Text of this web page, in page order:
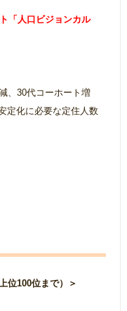
「人口ビジョンカル
、30代コーホート増
定化に必要な定住人数
位100位まで）＞